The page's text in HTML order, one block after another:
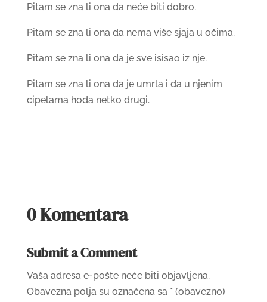
Pitam se zna li ona da neće biti dobro.
Pitam se zna li ona da nema više sjaja u očima.
Pitam se zna li ona da je sve isisao iz nje.
Pitam se zna li ona da je umrla i da u njenim
cipelama hoda netko drugi.
0 Komentara
Submit a Comment
Vaša adresa e-pošte neće biti objavljena.
Obavezna polja su označena sa * (obavezno)